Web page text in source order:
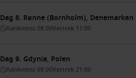
Dag 8. Rønne (Bornholm), Denemarken
Aankomst 08:00Vertrek 17:00
Dag 9. Gdynia, Polen
Aankomst 08:00Vertrek 21:00